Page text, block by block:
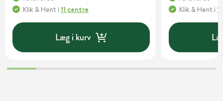
Klik & Hent i 11 centre
Læg i kurv
Klik & Hent i